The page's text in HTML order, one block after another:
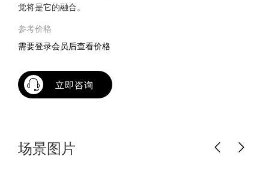
觉将是它的融合。
参考价格
需要登录会员后查看价格
立即咨询
场景图片